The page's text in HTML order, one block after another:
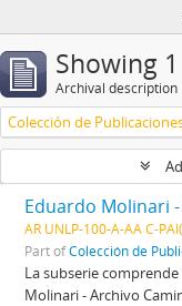
Showing
Archival description
Eduardo Molinari
AR UNLP-100-A-AA C-
Part ofColección de
La subserie
Molinari - Archivo